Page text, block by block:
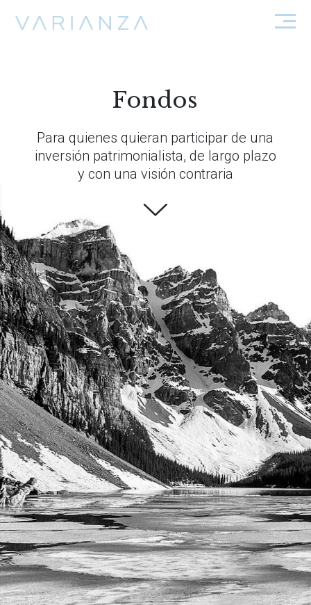
Fondos
Para quienes quieran participar de una
inversión patrimonialista, de largo plazo
y con una visión contraria